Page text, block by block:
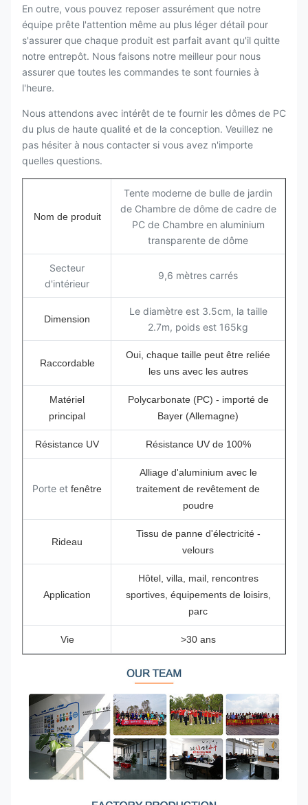
En outre, vous pouvez reposer assurément que notre
équipe prête l'attention même au plus léger détail pour
s'assurer que chaque produit est parfait avant qu'il quitte
notre entrepôt. Nous faisons notre meilleur pour nous
assurer que toutes les commandes te sont fournies à
l'heure.
Nous attendons avec intérêt de te fournir les dômes de PC
du plus de haute qualité et de la conception. Veuillez ne
pas hésiter à nous contacter si vous avez n'importe
quelles questions.
Nom de produit
Tente moderne de bulle de jardin
de Chambre de dôme de cadre de
PC de Chambre en aluminium
transparente de dôme
Secteur
d'intérieur
9,6 mètres carrés
Dimension
Le diamètre est 3.5cm, la taille
2.7m, poids est 165kg
Raccordable
Oui, chaque taille peut être reliée
les uns avec les autres
Matériel
principal
Polycarbonate (PC) - importé de
Bayer (Allemagne)
Résistance UV Résistance UV de 100%
Porte et fenêtre
Alliage d'aluminium avec le
traitement de revêtement de
poudre
Rideau
Tissu de panne d'électricité -
velours
Application
Hôtel, villa, mail, rencontres
sportives, équipements de loisirs,
parc
Vie >30 ans